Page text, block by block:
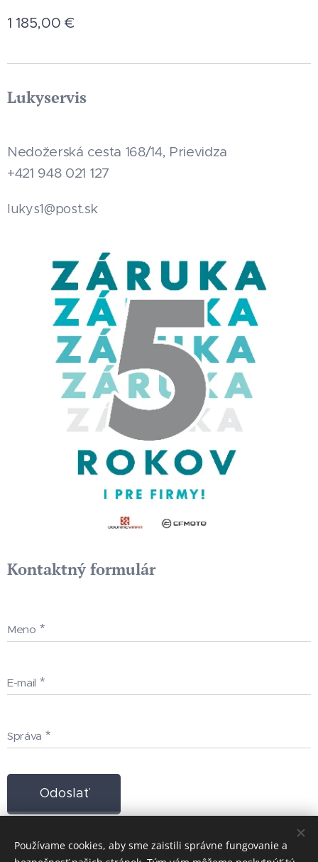
1 185,00 €
Lukyservis
Nedožerská cesta 168/14, Prievidza
+421 948 021 127
lukys1@post.sk
Kontaktný formulár
Meno
E-mail
Správa
Odoslať
Používame cookies, aby sme zaistili správne fungovanie a